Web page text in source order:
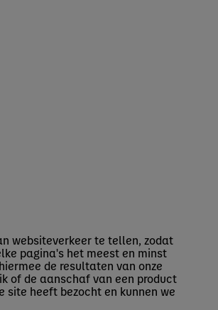
websiteverkeer te tellen, zodat
pagina's het meest en minst
de resultaten van onze
of de aanschaf van een product
site heeft bezocht en kunnen we